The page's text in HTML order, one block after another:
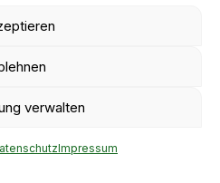
verwalten
Impressum